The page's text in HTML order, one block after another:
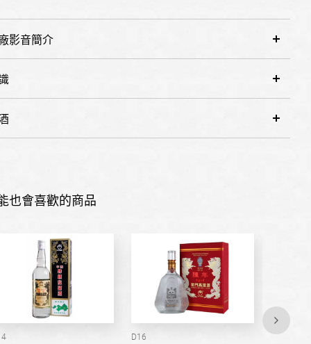
影音簡介
也會喜歡的商品
D16 D15